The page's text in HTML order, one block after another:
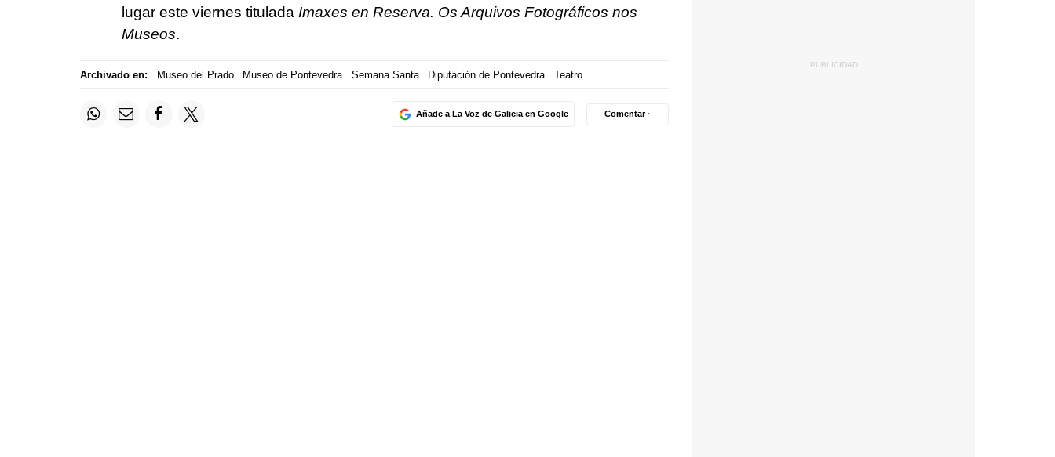
lugar este viernes titulada Imaxes en Reserva. Os Arquivos Fotográficos nos
Museos.
Archivado en: Museo del Prado Museo de Pontevedra Semana Santa Diputación de Pontevedra Teatro
Añade a La Voz de Galicia en Google Comentar ·